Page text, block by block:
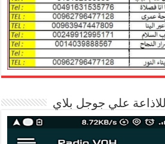
علي جوجل بلاي